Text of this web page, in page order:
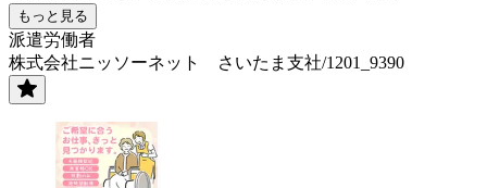
もっと見る
派遣労働者
株式会社ニッソーネット さいたま支社/1201_9390